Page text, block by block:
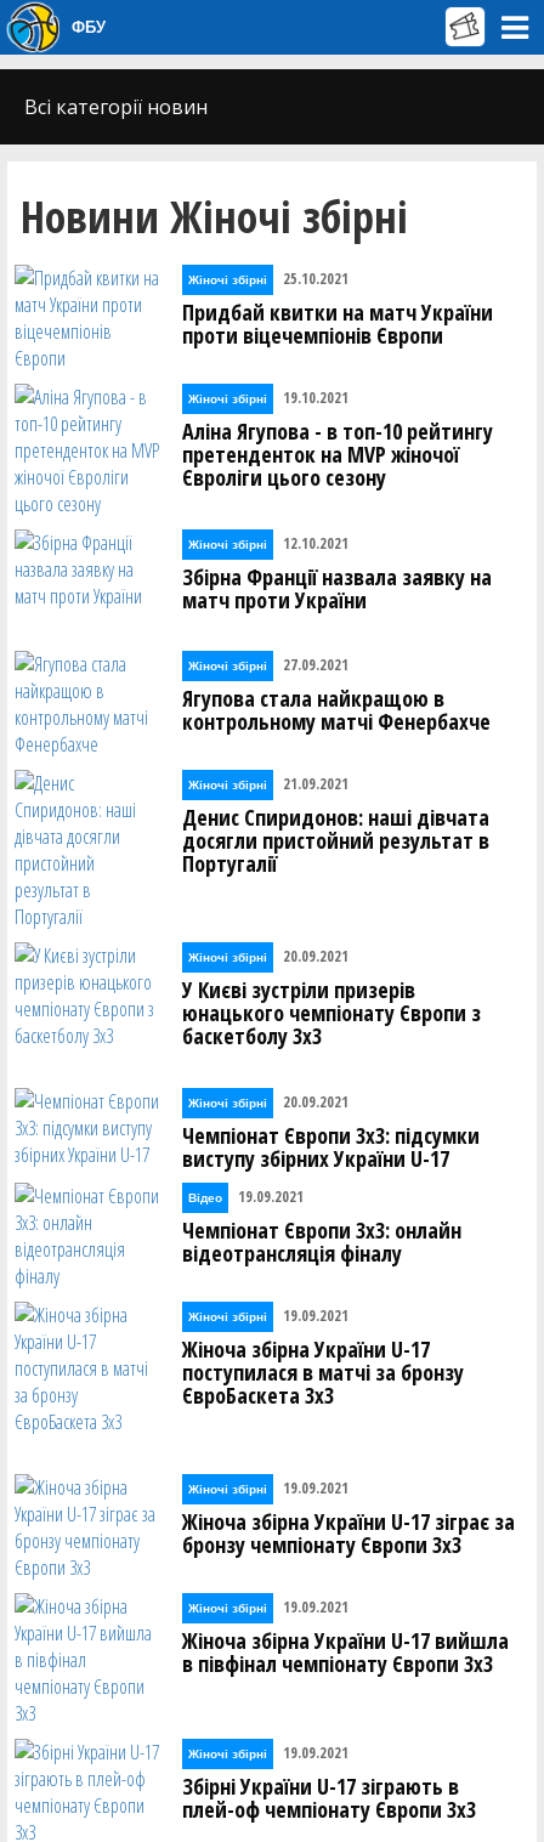
ФБУ
Всі категорії новин
Новини Жіночі збірні
Жіночі збірні 25.10.2021
Придбай квитки на матч України
проти віцечемпіонів Європи
Жіночі збірні 19.10.2021
Аліна Ягупова - в топ-10 рейтингу
претенденток на MVP жіночої
Євроліги цього сезону
Жіночі збірні 12.10.2021
Збірна Франції назвала заявку на
матч проти України
Жіночі збірні 27.09.2021
Ягупова стала найкращою в
контрольному матчі Фенербахче
Жіночі збірні 21.09.2021
Денис Спиридонов: наші дівчата
досягли пристойний результат в
Португалії
Жіночі збірні 20.09.2021
У Києві зустріли призерів
юнацького чемпіонату Європи з
баскетболу 3х3
Жіночі збірні 20.09.2021
Чемпіонат Європи 3х3: підсумки
виступу збірних України U-17
Відео 19.09.2021
Чемпіонат Європи 3х3: онлайн
відеотрансляція фіналу
Жіночі збірні 19.09.2021
Жіноча збірна України U-17
поступилася в матчі за бронзу
ЄвроБаскета 3х3
Жіночі збірні 19.09.2021
Жіноча збірна України U-17 зіграє за
бронзу чемпіонату Європи 3х3
Жіночі збірні 19.09.2021
Жіноча збірна України U-17 вийшла
в півфінал чемпіонату Європи 3х3
Жіночі збірні 19.09.2021
Збірні України U-17 зіграють в
плей-оф чемпіонату Європи 3х3